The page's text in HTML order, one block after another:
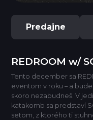
Predajne
REDROOM w/
Tento december sa
eventom v roku – a
skoro nezabudneš. V
katakomb sa predstaví
setom, z ktorého ti